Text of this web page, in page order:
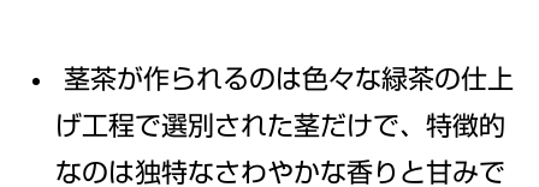
茎茶が作られるのは色々な緑茶の仕上
げ工程で選別された茎だけで、特徴的
なのは独特なさわやかな香りと甘みで